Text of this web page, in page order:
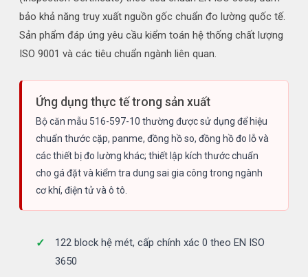
bảo khả năng truy xuất nguồn gốc chuẩn đo lường quốc tế.
Sản phẩm đáp ứng yêu cầu kiểm toán hệ thống chất lượng
ISO 9001 và các tiêu chuẩn ngành liên quan.
Ứng dụng thực tế trong sản xuất
Bộ căn mẫu 516-597-10 thường được sử dụng để hiệu
chuẩn thước cặp, panme, đồng hồ so, đồng hồ đo lỗ và
các thiết bị đo lường khác; thiết lập kích thước chuẩn
cho gá đặt và kiểm tra dung sai gia công trong ngành
cơ khí, điện tử và ô tô.
122 block hệ mét, cấp chính xác 0 theo EN ISO
3650